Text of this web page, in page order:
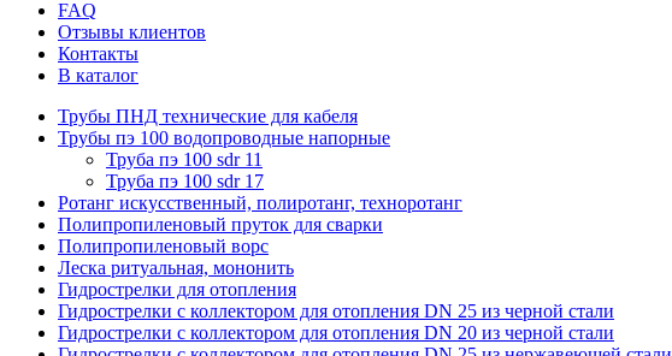
FAQ
Отзывы клиентов
Контакты
В каталог
Трубы ПНД технические для кабеля
Трубы пэ 100 водопроводные напорные
Труба пэ 100 sdr 11
Труба пэ 100 sdr 17
Ротанг искусственный, полиротанг, техноротанг
Полипропиленовый пруток для сварки
Полипропиленовый ворс
Леска ритуальная, мононить
Гидрострелки для отопления
Гидрострелки с коллектором для отопления DN 25 из черной стали
Гидрострелки с коллектором для отопления DN 20 из черной стали